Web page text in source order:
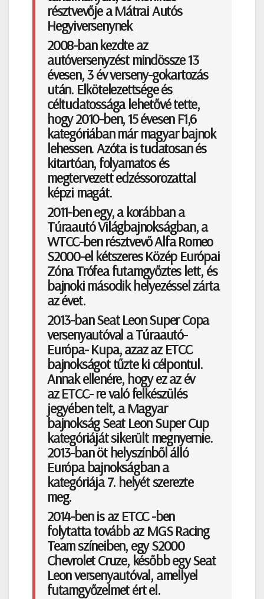
résztvevője a Mátrai Autós
Hegyiversenynek
2008-ban kezdte az
autóversenyzést mindössze 13
évesen, 3 év verseny-gokartozás
után. Elkötelezettsége és
céltudatossága lehetővé tette,
hogy 2010-ben, 15 évesen F1,6
kategóriában már magyar bajnok
lehessen. Azóta is tudatosan és
kitartóan, folyamatos és
megtervezett edzéssorozattal
képzi magát.
2011-ben egy, a korábban a
Túraautó Világbajnokságban, a
WTCC-ben résztvevő Alfa Romeo
S2000-el kétszeres Közép Európai
Zóna Trófea futamgyőztes lett, és
bajnoki második helyezéssel zárta
az évet.
2013-ban Seat Leon Super Copa
versenyautóval a Túraautó-
Európa- Kupa, azaz az ETCC
bajnokságot tűzte ki célpontul.
Annak ellenére, hogy ez az év
az ETCC- re való felkészülés
jegyében telt, a Magyar
bajnokság Seat Leon Super Cup
kategóriáját sikerült megnyernie.
2013-ban öt helyszínből álló
Európa bajnokságban a
kategóriája 7. helyét szerezte
meg.
2014-ben is az ETCC -ben
folytatta tovább az MGS Racing
Team színeiben, egy S2000
Chevrolet Cruze, később egy Seat
Leon versenyautóval, amellyel
futamgyőzelmet ért el.